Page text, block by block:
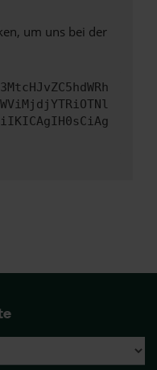
um uns bei der